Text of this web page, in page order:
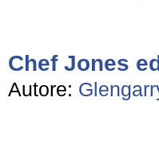
Chef Jones
Autore: